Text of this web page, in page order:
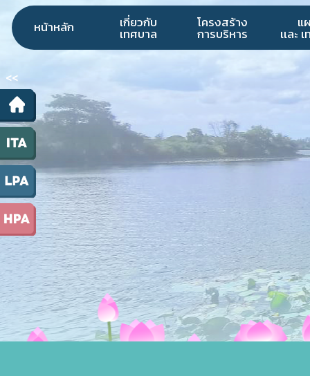
<<
หน้าหลัก เกี่ยวกับ
เทศบาล
โครงสร้าง
การบริหาร
แ
เเล